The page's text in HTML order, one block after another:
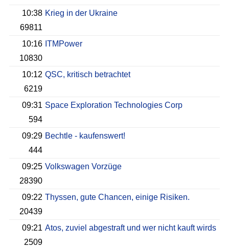
10:38
69811
Krieg in der Ukraine
10:16
10830
ITMPower
10:12
6219
QSC, kritisch betrachtet
09:31
594
Space Exploration Technologies Corp
09:29
444
Bechtle - kaufenswert!
09:25
28390
Volkswagen Vorzüge
09:22
20439
Thyssen, gute Chancen, einige Risiken.
09:21
2509
Atos, zuviel abgestraft und wer nicht kauft wirds